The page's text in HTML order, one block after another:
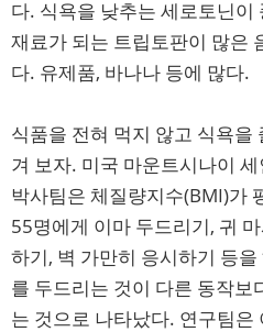
다. 식욕을 낮추는 세로토닌이
재료가 되는 트립토판이 많은
다. 유제품, 바나나 등에 많다.
식품을 전혀 먹지 않고 식욕을
겨 보자. 미국 마운트시나이
박사팀은 체질량지수(BMI)가
55명에게 이마 두드리기, 귀
하기, 벽 가만히 응시하기 등
를 두드리는 것이 다른 동작
는 것으로 나타났다. 연구팀은